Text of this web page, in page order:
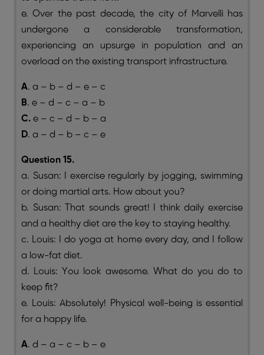
e. Over the past decade, the city of Marvelli has
undergone a considerable transformation,
experiencing an upsurge in population and an
overload on the existing transport infrastructure.
A. a – b – d – e – c
B. e – d – c – a – b
C. e – c – d – b – a
D. a – d – b – c – e
Question 15.
a. Susan: I exercise regularly by jogging, swimming
or doing martial arts. How about you?
b. Susan: That sounds great! I think daily exercise
and a healthy diet are the key to staying healthy.
c. Louis: I do yoga at home every day, and I follow
a low-fat diet.
d. Louis: You look awesome. What do you do to
keep fit?
e. Louis: Absolutely! Physical well-being is essential
for a happy life.
A. d – a – c – b – e